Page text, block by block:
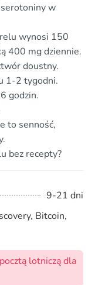
w
wynosi 150
400 mg dziennie.
doustny.
1-2 tygodni.
godzin.
to senność,
bez recepty?
9-21 dni
Bitcoin,
lotniczą dla